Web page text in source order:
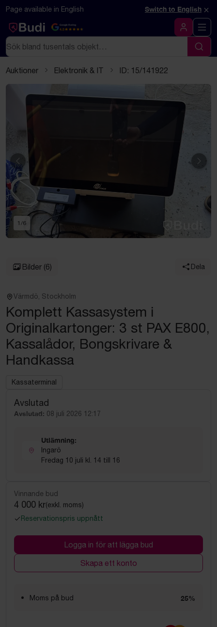
Hoppa till innehåll
Textbaserad (markdown) version av denna sida
Page available in English Switch to English ×
Google Rating
4.5
Logga in
Sök
Sök
Auktioner Elektronik & IT ID: 15/141922
Föregående
1 /6
Bilder (6) Dela
Värmdö, Stockholm
Komplett Kassasystem i
Originalkartonger: 3 st PAX E800,
Kassalådor, Bongskrivare &
Handkassa
Kassaterminal
Avslutad
Avslutad: 08 juli 2026 12:17
Utlämning:
Ingarö
Fredag 10 juli kl. 14 till 16
Vinnande bud
4 000 kr(exkl. moms)
Reservationspris uppnått
Logga in för att lägga bud
Skapa ett konto
Moms på bud 25%